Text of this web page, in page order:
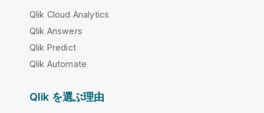
Qlik Cloud Analytics
Qlik Answers
Qlik Predict
Qlik Automate
Qlik を選ぶ理由